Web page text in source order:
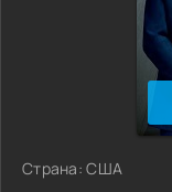
Страна: США